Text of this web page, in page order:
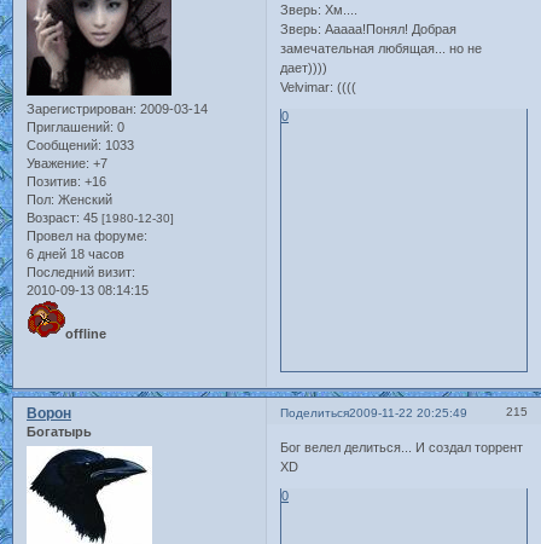
Зарегистрирован: 2009-03-14
Приглашений: 0
Сообщений: 1033
Уважение: +7
Позитив: +16
Пол: Женский
Возраст: 45 [1980-12-30]
Провел на форуме:
6 дней 18 часов
Последний визит:
2010-09-13 08:14:15
offline
Зверь: Хм....
Зверь: Ааааа!Понял! Добрая
замечательная любящая... но не
дает))))
Velvimar: ((((
0
Поделиться 215
2009-11-22 20:25:49
Ворон
Богатырь
Бог велел делиться... И создал торрент
XD
0